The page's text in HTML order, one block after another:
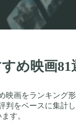
め映画
映画をランキング
判をベースに集計し
す。